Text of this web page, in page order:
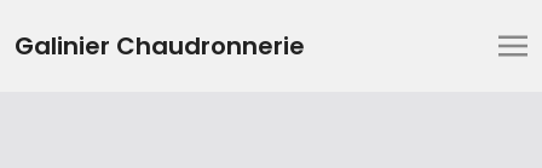
Galinier Chaudronnerie